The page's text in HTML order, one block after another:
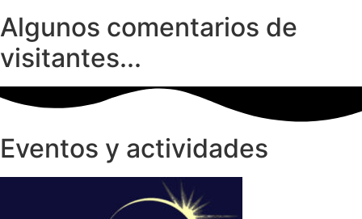
Algunos comentarios de
visitantes...
Eventos y actividades